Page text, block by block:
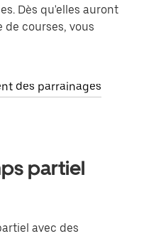
Dès qu'elles auront
courses, vous
des parrainages
partiel
avec des